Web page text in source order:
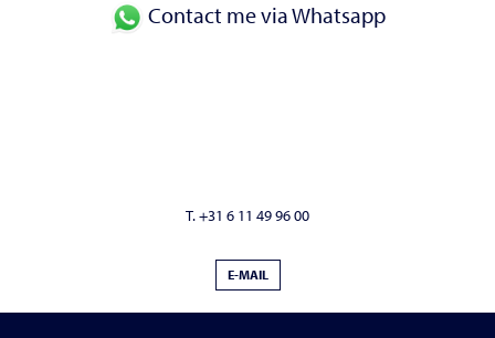
Contact me via Whatsapp
T. +31 6 11 49 96 00
E-MAIL